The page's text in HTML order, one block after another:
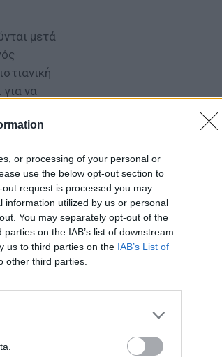
or processing of your personal or
use the below opt-out section to
request is processed you may
utilized by us or personal
You may separately opt-out of the
on the IAB’s list of downstream
us to third parties on the IAB’s List of
other third parties.
22 χρόνια από τον
Παπαμιχαήλ: Η ανάρτηση
για το «γοητευτικό
ελληνικού σινεμά»
μετά
να
είχε
τον
«Nomen
κάπου.
Το